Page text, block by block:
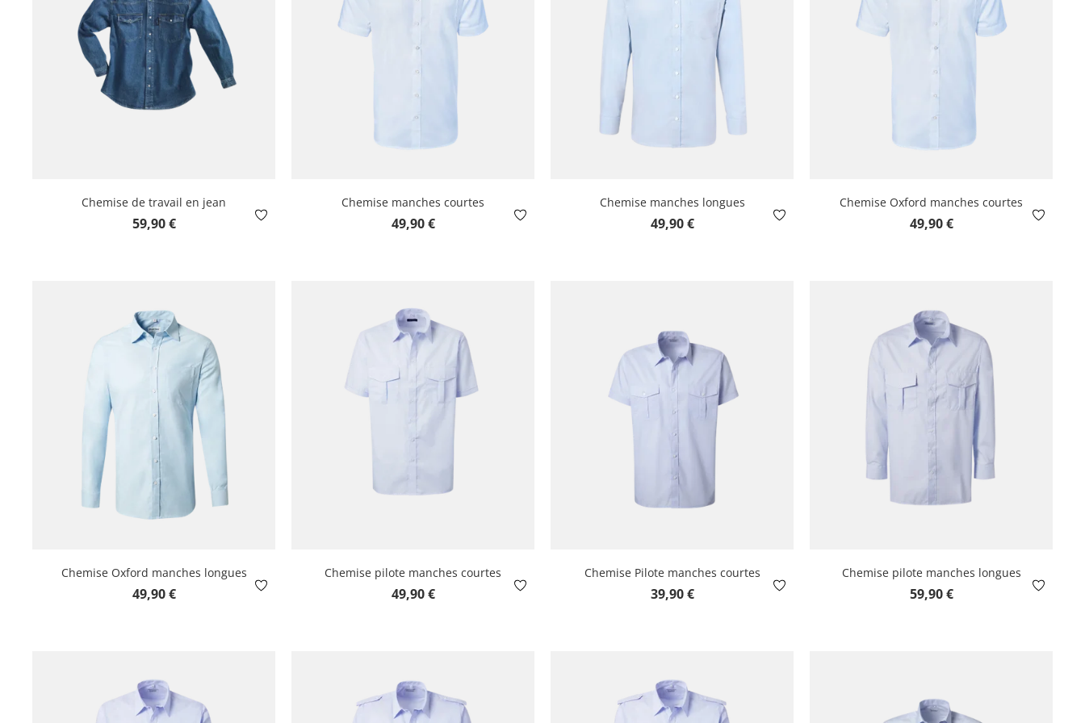
Chemise de travail en jean
Prix régulier :
59,90 €
Chemise manches courtes
Prix régulier :
49,90 €
Chemise manches longues
Prix régulier :
49,90 €
Chemise Oxford manches courtes
Prix régulier :
49,90 €
Chemise Oxford manches longues
Prix régulier :
49,90 €
Chemise pilote manches courtes
Prix régulier :
49,90 €
Chemise Pilote manches courtes
Prix régulier :
39,90 €
Chemise pilote manches longues
Prix régulier :
59,90 €